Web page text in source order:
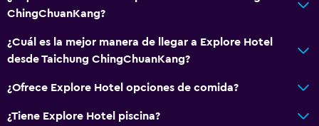
ChingChuanKang?
¿Cuál es la mejor manera de llegar a Explore Hotel
desde Taichung ChingChuanKang?
¿Ofrece Explore Hotel opciones de comida?
¿Tiene Explore Hotel piscina?